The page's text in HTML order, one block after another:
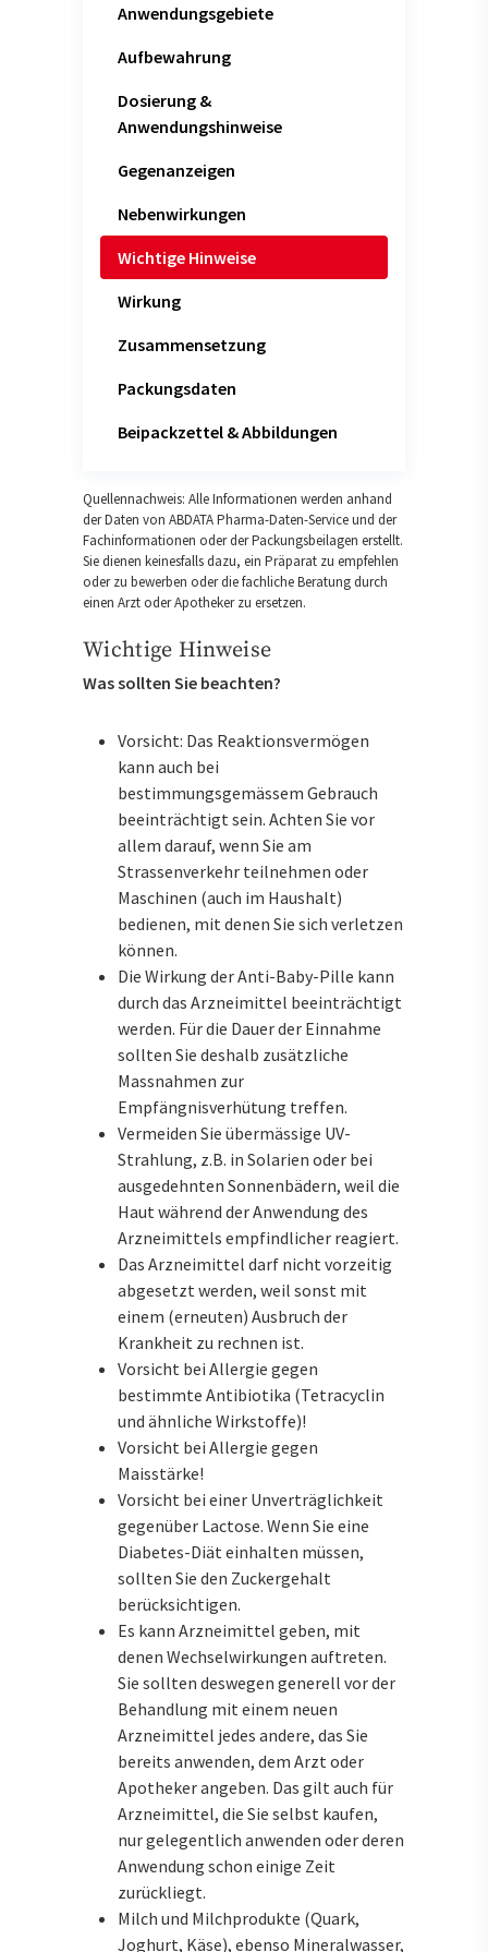
Anwendungsgebiete
Aufbewahrung
Dosierung &
Anwendungshinweise
Gegenanzeigen
Nebenwirkungen
Wichtige Hinweise
Wirkung
Zusammensetzung
Packungsdaten
Beipackzettel & Abbildungen
Quellennachweis: Alle Informationen werden anhand
der Daten von ABDATA Pharma-Daten-Service und der
Fachinformationen oder der Packungsbeilagen erstellt.
Sie dienen keinesfalls dazu, ein Präparat zu empfehlen
oder zu bewerben oder die fachliche Beratung durch
einen Arzt oder Apotheker zu ersetzen.
Wichtige Hinweise
Was sollten Sie beachten?
Vorsicht: Das Reaktionsvermögen
kann auch bei
bestimmungsgemässem Gebrauch
beeinträchtigt sein. Achten Sie vor
allem darauf, wenn Sie am
Strassenverkehr teilnehmen oder
Maschinen (auch im Haushalt)
bedienen, mit denen Sie sich verletzen
können.
Die Wirkung der Anti-Baby-Pille kann
durch das Arzneimittel beeinträchtigt
werden. Für die Dauer der Einnahme
sollten Sie deshalb zusätzliche
Massnahmen zur
Empfängnisverhütung treffen.
Vermeiden Sie übermässige UV-
Strahlung, z.B. in Solarien oder bei
ausgedehnten Sonnenbädern, weil die
Haut während der Anwendung des
Arzneimittels empfindlicher reagiert.
Das Arzneimittel darf nicht vorzeitig
abgesetzt werden, weil sonst mit
einem (erneuten) Ausbruch der
Krankheit zu rechnen ist.
Vorsicht bei Allergie gegen
bestimmte Antibiotika (Tetracyclin
und ähnliche Wirkstoffe)!
Vorsicht bei Allergie gegen
Maisstärke!
Vorsicht bei einer Unverträglichkeit
gegenüber Lactose. Wenn Sie eine
Diabetes-Diät einhalten müssen,
sollten Sie den Zuckergehalt
berücksichtigen.
Es kann Arzneimittel geben, mit
denen Wechselwirkungen auftreten.
Sie sollten deswegen generell vor der
Behandlung mit einem neuen
Arzneimittel jedes andere, das Sie
bereits anwenden, dem Arzt oder
Apotheker angeben. Das gilt auch für
Arzneimittel, die Sie selbst kaufen,
nur gelegentlich anwenden oder deren
Anwendung schon einige Zeit
zurückliegt.
Milch und Milchprodukte (Quark,
Joghurt, Käse), ebenso Mineralwasser,